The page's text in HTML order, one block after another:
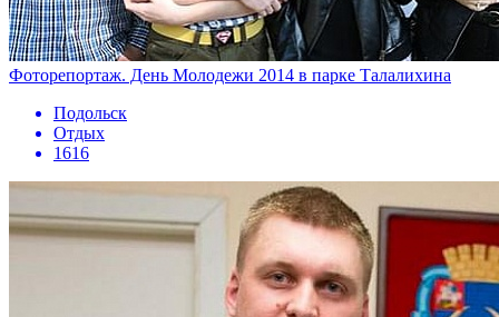
Фоторепортаж. День Молодежи 2014 в парке Талалихина
Подольск
Отдых
1616